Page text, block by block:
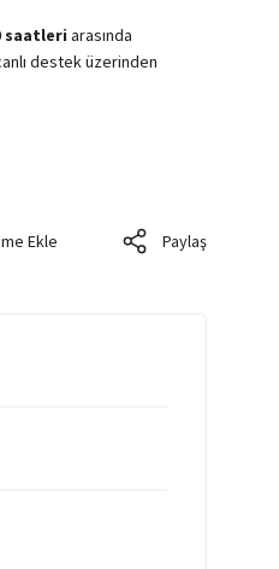
saatleriarasında
destek üzerinden
Paylaş